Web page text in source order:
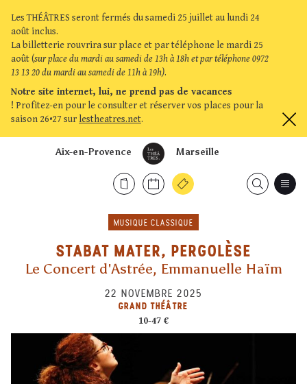
Les THÉÂTRES seront fermés du samedi 25 juillet au lundi 24
août inclus.
La billetterie rouvrira sur place et par téléphone le mardi 25
août (sur place du mardi au samedi de 13h à 18h et par téléphone 0972
13 13 20 du mardi au samedi de 11h à 19h).
Notre site internet, lui, ne prend pas de vacances
! Profitez-en pour le consulter et réserver vos places pour la
saison 26•27 sur lestheatres.net.
Marseille
Aix-en-Provence
MUSIQUE CLASSIQUE
STABAT MATER, PERGOLÈSE
Le Concert d'Astrée, Emmanuelle Haïm
22 NOVEMBRE 2025
GRAND THÉÂTRE
10-47 €